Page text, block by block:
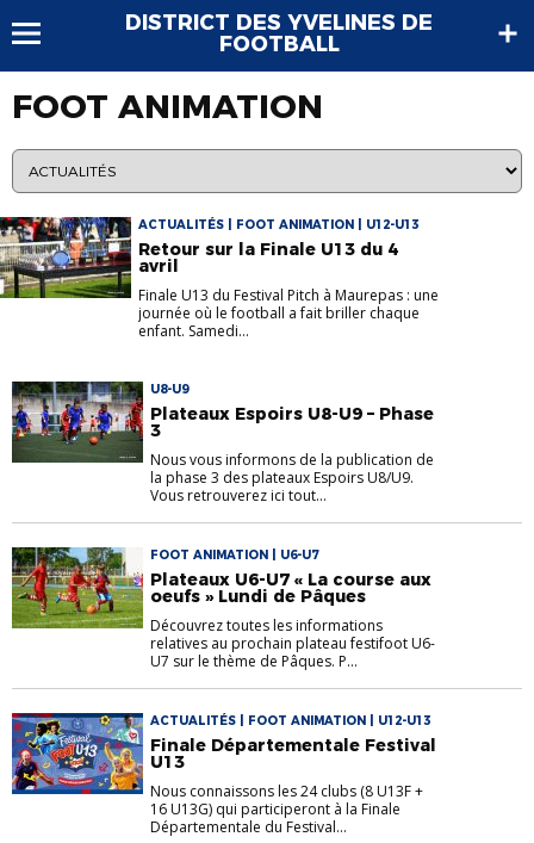
DISTRICT DES YVELINES DE
FOOTBALL
FOOT ANIMATION
ACTUALITÉS | FOOT ANIMATION | U12-U13
Retour sur la Finale U13 du 4
avril
Finale U13 du Festival Pitch à Maurepas : une
journée où le football a fait briller chaque
enfant. Samedi...
U8-U9
Plateaux Espoirs U8-U9 – Phase
3
Nous vous informons de la publication de
la phase 3 des plateaux Espoirs U8/U9.
Vous retrouverez ici tout...
FOOT ANIMATION | U6-U7
Plateaux U6-U7 « La course aux
oeufs » Lundi de Pâques
Découvrez toutes les informations
relatives au prochain plateau festifoot U6-
U7 sur le thème de Pâques. P...
ACTUALITÉS | FOOT ANIMATION | U12-U13
Finale Départementale Festival
U13
Nous connaissons les 24 clubs (8 U13F +
16 U13G) qui participeront à la Finale
Départementale du Festival...